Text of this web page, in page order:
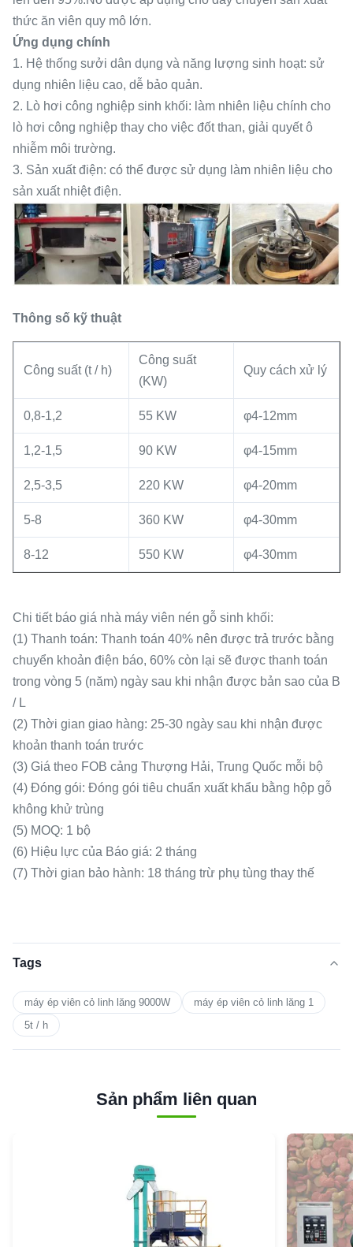
thức ăn viên quy mô lớn.
Ứng dụng chính
1. Hệ thống sưởi dân dụng và năng lượng sinh hoạt: sử
dụng nhiên liệu cao, dễ bảo quản.
2. Lò hơi công nghiệp sinh khối: làm nhiên liệu chính cho
lò hơi công nghiệp thay cho việc đốt than, giải quyết ô
nhiễm môi trường.
3. Sản xuất điện: có thể được sử dụng làm nhiên liệu cho
sản xuất nhiệt điện.
Thông số kỹ thuật
Công suất (t / h)
Công suất
(KW)
Quy cách xử lý
0,8-1,2 55 KW φ4-12mm
1,2-1,5 90 KW φ4-15mm
2,5-3,5 220 KW φ4-20mm
5-8 360 KW φ4-30mm
8-12 550 KW φ4-30mm
Chi tiết báo giá nhà máy viên nén gỗ sinh khối:
(1) Thanh toán: Thanh toán 40% nên được trả trước bằng
chuyển khoản điện báo, 60% còn lại sẽ được thanh toán
trong vòng 5 (năm) ngày sau khi nhận được bản sao của B
/ L
(2) Thời gian giao hàng: 25-30 ngày sau khi nhận được
khoản thanh toán trước
(3) Giá theo FOB cảng Thượng Hải, Trung Quốc mỗi bộ
(4) Đóng gói: Đóng gói tiêu chuẩn xuất khẩu bằng hộp gỗ
không khử trùng
(5) MOQ: 1 bộ
(6) Hiệu lực của Báo giá: 2 tháng
(7) Thời gian bảo hành: 18 tháng trừ phụ tùng thay thế
Tags
máy ép viên cỏ linh lăng 9000W
máy ép viên cỏ linh lăng 1
5t / h
Sản phẩm liên quan